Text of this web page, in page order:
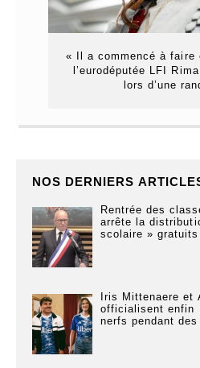
« Il a commencé à faire
l’eurodéputée LFI
lors d’une
NOS DERNIERS
Rentrée des
arrête la
scolaire » gratuits
Iris Mittenaere et
officialisent enfin
nerfs pendant